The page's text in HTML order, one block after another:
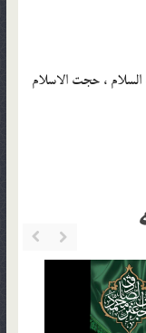
، حجت الاسلام